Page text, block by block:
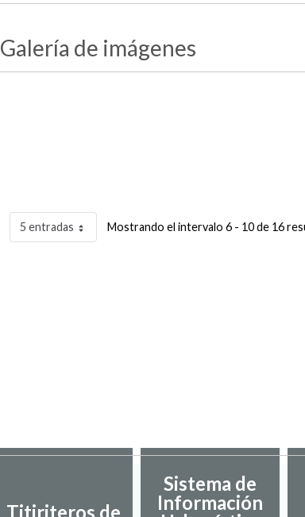
Galería de imágenes
5 entradas Mostrando el intervalo 6 - 10 de 16
Titiriteros de
Sistema de
Información